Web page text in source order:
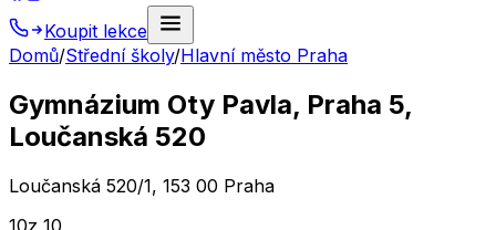
Koupit lekce
Domů/Střední školy/Hlavní město Praha
Gymnázium Oty Pavla, Praha 5,
Loučanská 520
Loučanská 520/1, 153 00 Praha
10z 10